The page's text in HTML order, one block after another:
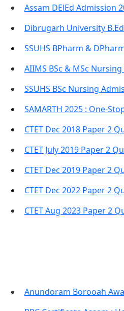
Assam DElEd Admission
Dibrugarh University
SSUHS BPharm &
AIIMS BSc & MSc
SSUHS BSc Nursing
SAMARTH 2025 : One-
CTET Dec 2018 Paper 2
CTET July 2019 Paper 2
CTET Dec 2019 Paper 2
CTET Dec 2022 Paper 2
CTET Aug 2023 Paper 2
Anundoram Borooah